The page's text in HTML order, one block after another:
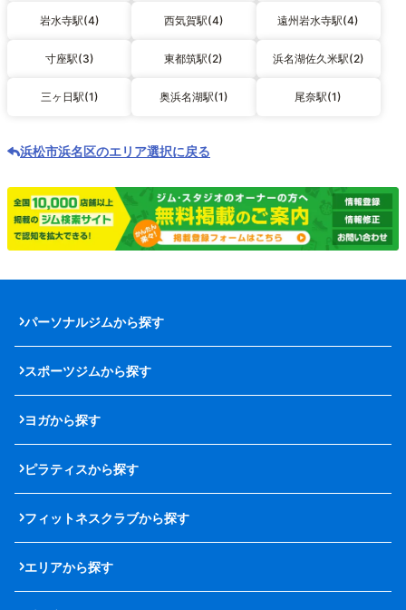
岩水寺駅(4) 西気賀駅(4) 遠州岩水寺駅(4)
寸座駅(3) 東都筑駅(2) 浜名湖佐久米駅(2)
三ヶ日駅(1) 奥浜名湖駅(1) 尾奈駅(1)
浜松市浜名区のエリア選択に戻る
パーソナルジムから探す
スポーツジムから探す
ヨガから探す
ピラティスから探す
フィットネスクラブから探す
エリアから探す